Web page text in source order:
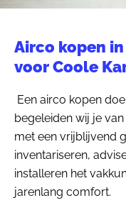
Airco kopen
voor Coole
Een airco kopen
begeleiden wij je
met een vrijblijvend
inventariseren,
installeren het
jarenlang comfort.